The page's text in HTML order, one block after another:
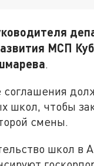
МСП
.
школ, чтобы
смены.
школ в